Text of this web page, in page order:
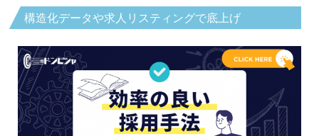
構造化データや求人リスティングで底上げ